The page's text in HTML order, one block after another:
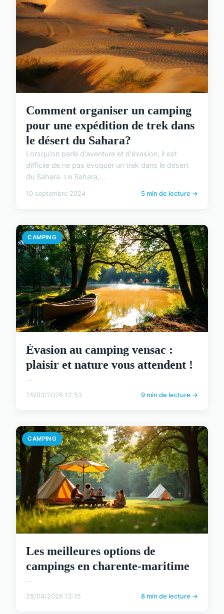
Comment organiser un camping
pour une expédition de trek dans
le désert du Sahara?
Lorsqu'on parle d'aventure et d'évasion, il est
difficile de ne pas évoquer un trek dans le désert
du Sahara. Le Sahara,...
10 septembre 2024 5 min de lecture →
CAMPING
Évasion au camping vensac :
plaisir et nature vous attendent !
...
25/03/2026 12:53 9 min de lecture →
CAMPING
Les meilleures options de
campings en charente-maritime
...
28/04/2026 12:15 8 min de lecture →